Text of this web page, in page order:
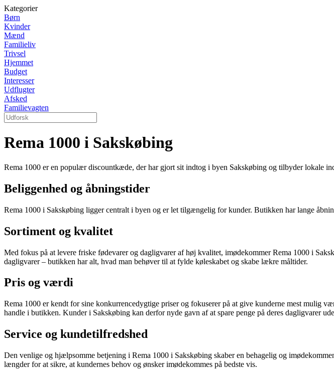
Kategorier
Børn
Kvinder
Mænd
Familieliv
Trivsel
Hjemmet
Budget
Interesser
Udflugter
Afsked
Familievagten
Rema 1000 i Sakskøbing
Rema 1000 er en populær discountkæde, der har gjort sit indtog i byen Sakskøbing og tilbyder lokale
Beliggenhed og åbningstider
Rema 1000 i Sakskøbing ligger centralt i byen og er let tilgængelig for kunder. Butikken har lange
Sortiment og kvalitet
Med fokus på at levere friske fødevarer og dagligvarer af høj kvalitet, imødekommer Rema 1000 i
dagligvarer – butikken har alt, hvad man behøver til at fylde køleskabet og skabe lækre måltider.
Pris og værdi
Rema 1000 er kendt for sine konkurrencedygtige priser og fokuserer på at give kunderne mest mulig
handle i butikken. Kunder i Sakskøbing kan derfor nyde gavn af at spare penge på deres dagligvarer
Service og kundetilfredshed
Den venlige og hjælpsomme betjening i Rema 1000 i Sakskøbing skaber en behagelig og
længder for at sikre, at kundernes behov og ønsker imødekommes på bedste vis.